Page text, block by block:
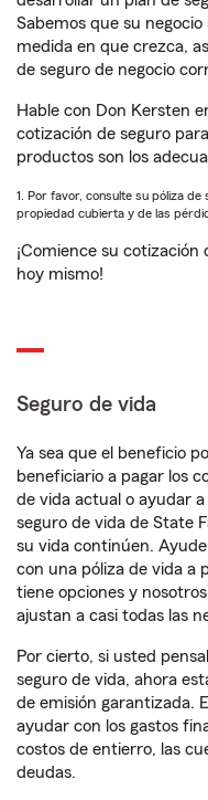
Sabemos que su
medida en que crezca,
de seguro de negocio
Hable con Don Kersten
cotización de seguro
productos son los
1. Por favor, consulte su póliza
propiedad cubierta y de las
¡Comience su cotización
hoy mismo!
Seguro de vida
Ya sea que el beneficio
beneficiario a pagar los
de vida actual o ayudar a
seguro de vida de State
su vida continúen.
con una póliza de vida a
tiene opciones y
ajustan a casi todas las
Por cierto, si usted
seguro de vida, ahora
de emisión garantizada.
ayudar con los gastos
costos de entierro, las
deudas.